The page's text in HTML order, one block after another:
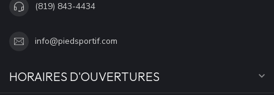
(819) 843-4434
info@piedsportif.com
HORAIRES D'OUVERTURES